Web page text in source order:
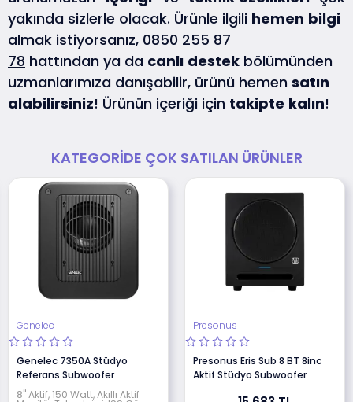
yakında sizlerle olacak. Ürünle ilgili hemen bilgi
almak istiyorsanız, 0850 255 87
78 hattından ya da canlı destek bölümünden
uzmanlarımıza danışabilir, ürünü hemen satın
alabilirsiniz! Ürünün içeriği için takipte kalın!
KATEGORIDE ÇOK SATILAN ÜRÜNLER
Genelec
Genelec 7350A Stüdyo
Referans Subwoofer
8" Aktif, 150 Watt, Akıllı Aktif
Presonus
Presonus Eris Sub 8 BT 8inc
Aktif Stüdyo Subwoofer